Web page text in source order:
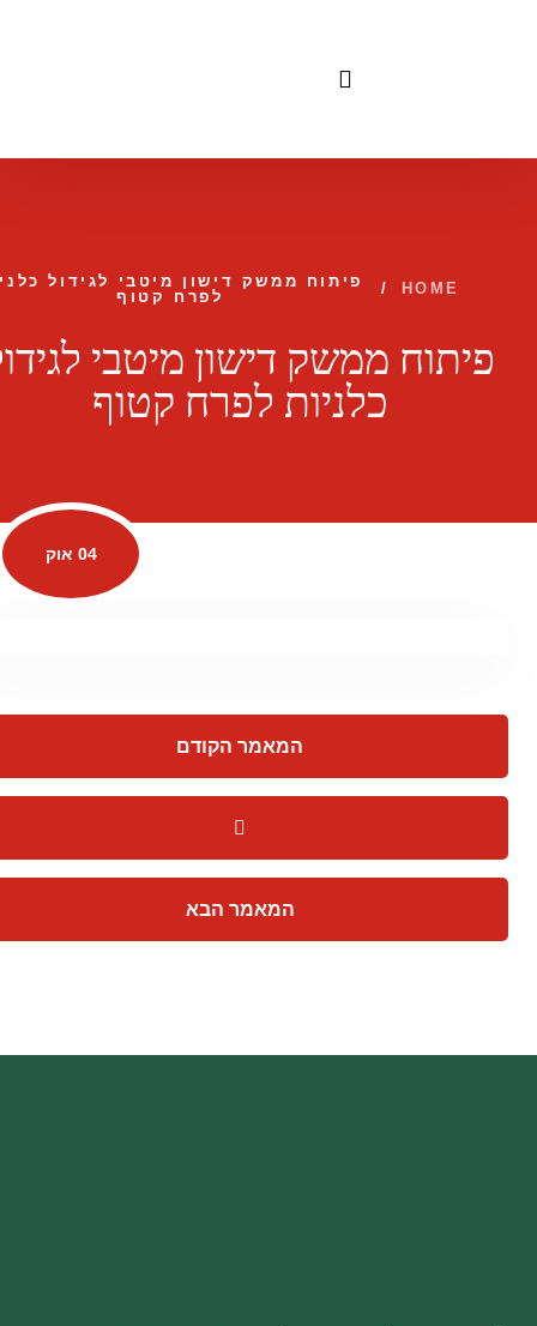
HOME
/
פיתוח ממשק דישון מיטבי לגידול
לפרח קטוף
פיתוח ממשק דישון מיטבי
כלניות לפרח קטוף
04 אוק
המאמר הקודם
המאמר הבא